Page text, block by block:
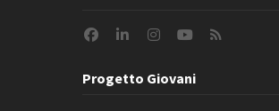
Progetto Giovani